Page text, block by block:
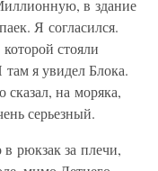
в здание
Я согласился.
стояли
я увидел Блока.
на моряка,
серьезный.
рюкзак за плечи,